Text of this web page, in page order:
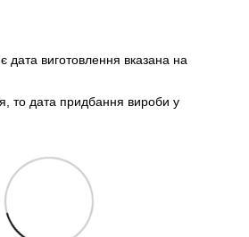
дата виготовлення вказана на
то дата придбання вироби у